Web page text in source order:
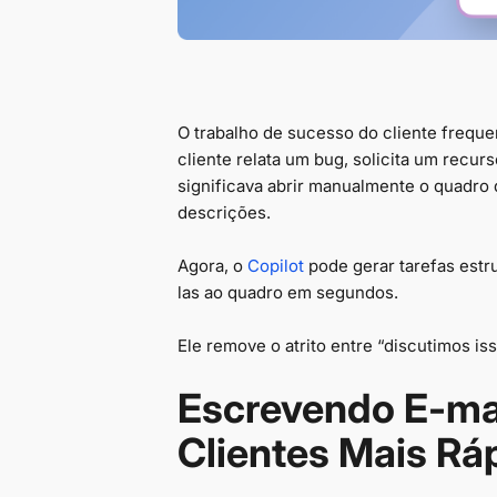
O trabalho de sucesso do cliente
cliente relata um bug, solicita um
significava abrir manualmente o
descrições.
Agora, o Copilot pode gerar tarefas
las ao quadro em segundos.
Ele remove o atrito entre “discutimos
Escrevendo E-
Clientes Mais